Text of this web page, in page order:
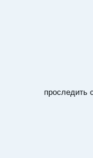
проследить